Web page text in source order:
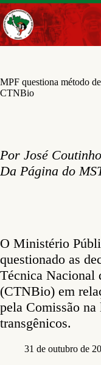
Pular
para
o
conteúdo
MPF questiona método
CTNBio
Por José
Da Página do
O Ministério
questionado as
Técnica Nacional
(CTNBio) em
pela Comissão
transgênicos.
31 de outubro de